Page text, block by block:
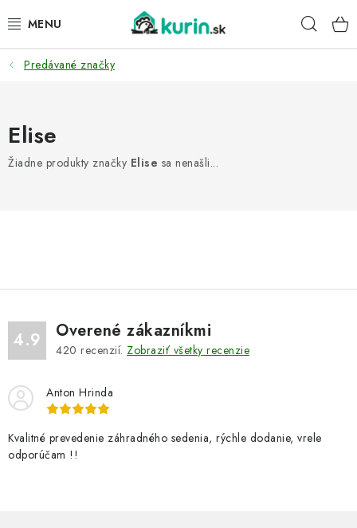
na
PRE HYDINU
DARČEKOVÝ POUKAZ
Náš príbeh od začiatku
Hodnotenie obchodu
Obchodné podmienky
Vrátenie, výmena tovaru
Predávané značky
Elise
Žiadne produkty značky Elise sa nenašli...
4.9 Overené zákazníkmi
420 recenzií. Zobraziť všetky recenzie
Anton Hrinda
Kvalitné prevedenie záhradného sedenia, rýchle dodanie, vrele
odporúčam !!